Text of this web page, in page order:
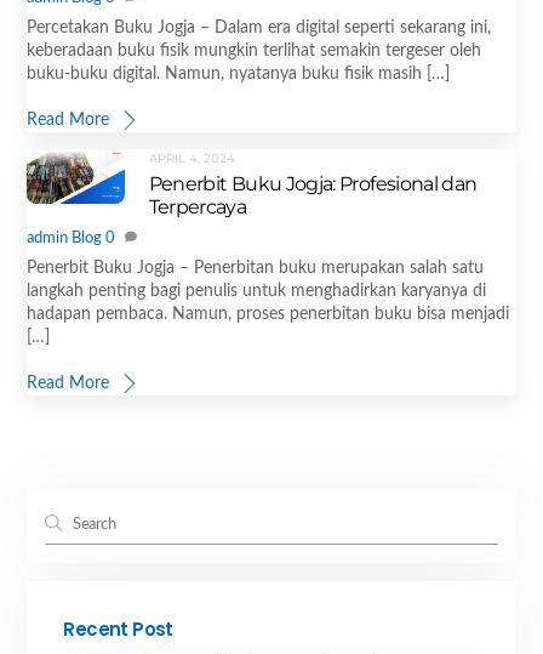
Percetakan Buku Jogja – Dalam era digital seperti sekarang ini,
keberadaan buku fisik mungkin terlihat semakin tergeser oleh
buku-buku digital. Namun, nyatanya buku fisik masih […]
Read More
APRIL 4, 2024
Penerbit Buku Jogja: Profesional dan
Terpercaya
admin Blog 0
Penerbit Buku Jogja – Penerbitan buku merupakan salah satu
langkah penting bagi penulis untuk menghadirkan karyanya di
hadapan pembaca. Namun, proses penerbitan buku bisa menjadi
[…]
Read More
Recent Post